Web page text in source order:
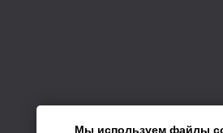
Мы используем файлы